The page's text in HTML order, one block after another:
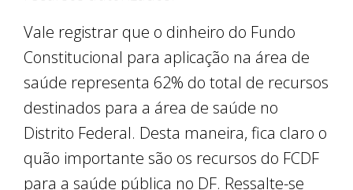
Vale registrar que o dinheiro do Fundo
Constitucional para aplicação na área de
saúde representa 62% do total de recursos
destinados para a área de saúde no
Distrito Federal. Desta maneira, fica claro o
quão importante são os recursos do FCDF
para a saúde pública no DF. Ressalte-se